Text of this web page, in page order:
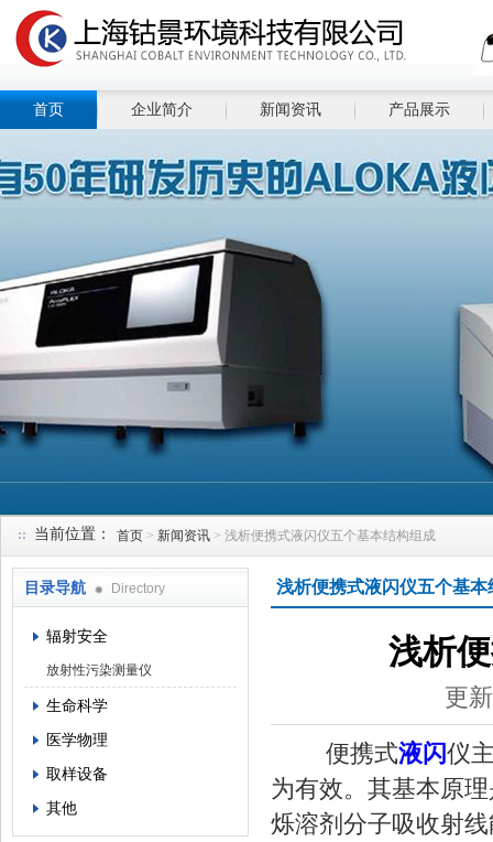
首页 企业简介 新闻资讯 产品展示
当前位置： 首页 > 新闻资讯 > 浅析便携式液闪仪五个基本结构组成
目录导航 Directory
辐射安全
放射性污染测量仪
生命科学
医学物理
取样设备
其他
浅析便携式液闪仪五个基本
浅析
更
便携式液闪仪
为有效。其基本原
烁溶剂分子吸收射